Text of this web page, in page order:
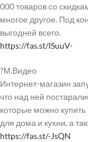
000 товаров со
многое другое. Под
выгодней всего.
https://fas.st/ISuuV-
?М.Видео
Интернет-магазин
что над ней
которые можно
для дома и кухни, а
https://fas.st/-JsQN